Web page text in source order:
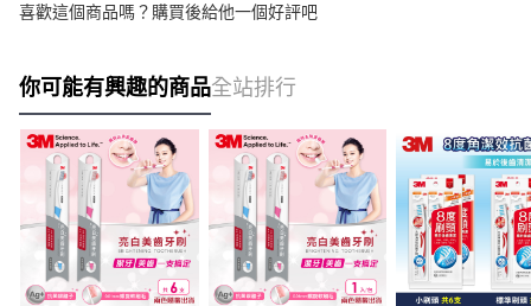
喜歡這個商品嗎？購買後給他一個好評吧
你可能有興趣的商品全站排行